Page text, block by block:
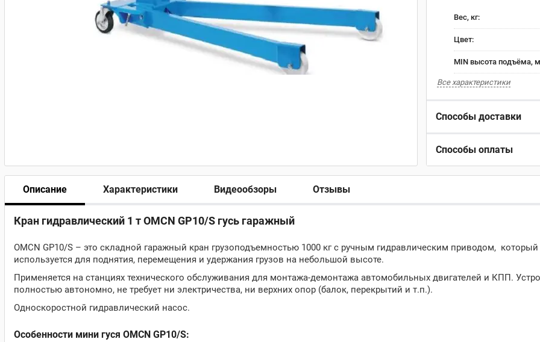
Вес, кг:
Цвет:
MIN высота подъёма,
Все характеристики
Способы доставки
Способы оплаты
Описание Характеристики Видеообзоры Отзывы
Кран гидравлический 1 т OMCN GP10/S гусь гаражный
OMCN GP10/S – это складной гаражный кран грузоподъемностью 1000 кг с ручным гидравлическим приводом, который
используется для поднятия, перемещения и удержания грузов на небольшой высоте.
Применяется на станциях технического обслуживания для монтажа-демонтажа автомобильных двигателей и КПП.
полностью автономно, не требует ни электричества, ни верхних опор (балок, перекрытий и т.п.).
Односкоростной гидравлический насос.
Особенности мини гуся OMCN GP10/S: